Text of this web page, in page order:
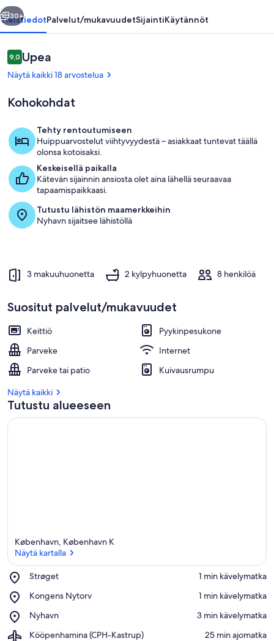
with
Balcony
in
City
valokuvagalleria
Seuraava
30+
YleistiedotPalvelut/mukavuudetSijaintiKäytännöt
Arvostelut
9,09,0 kautta 10.
Upea
Näytä kaikki 18 arvostelua
Kohokohdat
Tehty rentoutumiseen
Huippuarvostelut viihtyvyydestä – asiakkaat tuntevat täällä
olonsa kotoisaksi.
Keskeisellä paikalla
Kätevän sijainnin ansiosta olet aina lähellä seuraavaa
tapaamispaikkaasi.
Tutustu lähistön maamerkkeihin
Nyhavn sijaitsee lähistöllä
3 makuuhuonetta 2 kylpyhuonetta 8 henkilöä
Suositut palvelut/mukavuudet
Keittiö
Pyykinpesukone
Parveke
Internet
Parveke tai patio
Kuivausrumpu
Näytä kaikki
Tutustu alueeseen
København, København K
Näytä kartalla
Strøget
Place,
‪1 min kävelymatka‬
Kongens Nytorv
Place,
Nytorv
‪1 min kävelymatka‬
Nyhavn
Place,
‪3 min kävelymatka‬
Kööpenhamina (CPH-Kastrup)
Airport,
‪25 min ajomatka‬